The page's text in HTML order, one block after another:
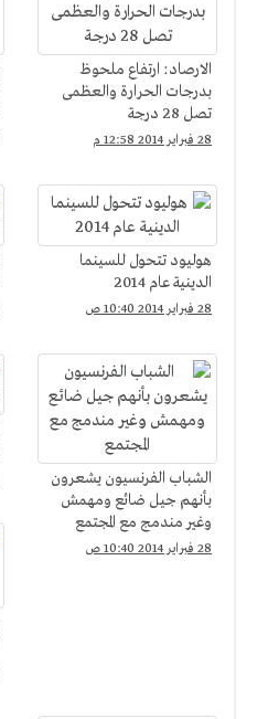
الارصاد: ارتفاع ملحوظ
بدرجات الحرارة والعظمى
تصل 28 درجة
28 فبراير 2014 12:58 م
هوليود تتحول للسينما
الدينية عام 2014
28 فبراير 2014 10:40 ص
الشباب الفرنسيون يشعرون
بأنهم جيل ضائع ومهمش
وغير مندمج مع المجتمع
28 فبراير 2014 10:40 ص